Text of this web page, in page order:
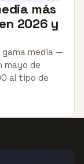
más
2026 y
gama media —
mayo de
al tipo de